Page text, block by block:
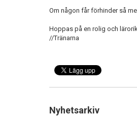
Om någon får förhinder så
Hoppas på en rolig och
//Tränarna
Nyhetsarkiv